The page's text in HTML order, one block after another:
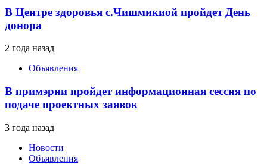
В Центре здоровья с.Чишмикиой пройдет День
донора
2 года назад
Объявления
В примэрии пройдет информационная сессия по
подаче проектных заявок
3 года назад
Новости
Объявления